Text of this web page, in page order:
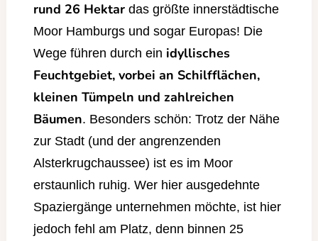
rund 26 Hektardas größte innerstädtische
Moor Hamburgs und sogar Europas! Die
Wege führen durch ein idyllisches
Feuchtgebiet, vorbei an Schilfflächen,
kleinen Tümpeln und zahlreichen
Bäumen. Besonders schön: Trotz der Nähe
zur Stadt (und der angrenzenden
Alsterkrugchaussee) ist es im Moor
erstaunlich ruhig. Wer hier ausgedehnte
Spaziergänge unternehmen möchte, ist hier
jedoch fehl am Platz, denn binnen 25